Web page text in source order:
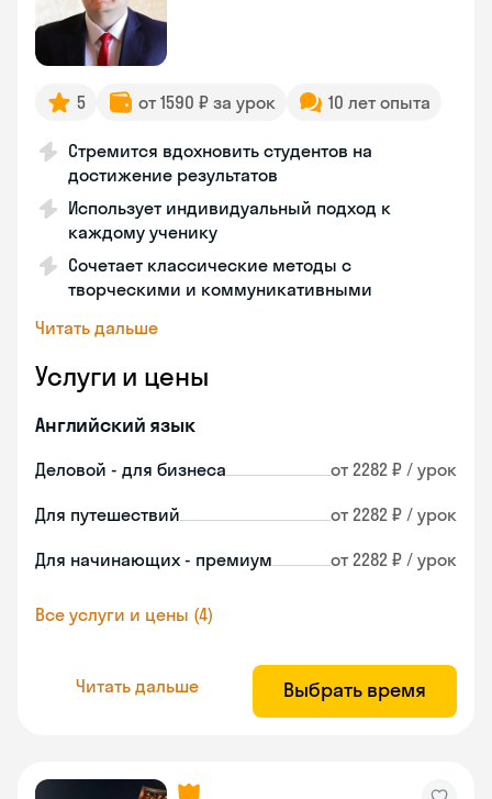
5 от 1590 ₽ за урок 10 лет опыта
Стремится вдохновить студентов на
достижение результатов
Использует индивидуальный подход к
каждому ученику
Сочетает классические методы с
творческими и коммуникативными
Читать дальше
Услуги и цены
Английский язык
Деловой - для бизнеса от 2282 ₽ / урок
Для путешествий от 2282 ₽ / урок
Для начинающих - премиум от 2282 ₽ / урок
Все услуги и цены (4)
Читать дальше Выбрать время